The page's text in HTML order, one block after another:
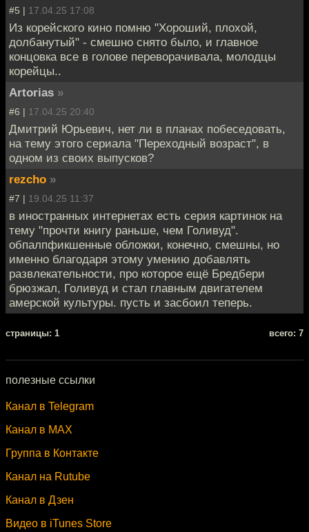
#5 | 17.04.25 17:08
Из корейского кино помню "Хороший, плохой,
долбанутый" - смешно снято было, и главное
концовка все в голове переворачивала, молодцы
корейцы..
Artorias »
#6 | 17.04.25 20:40
Дмитрий Юрьевич, нет ли в планах побеседовать,
на тему этого сериала "Переходный возраст", в
одном из своих выпусков?
rezcho »
#7 | 19.04.25 11:37
в иностранных интернетах есть серия картинок на
тему "прочти книгу раньше, чем Голивуд".
обпалпфикшенные обложки, конечно, смешны, но
именно благодаря этому умению добавлять
развлекательности, про которое ещё Бредбери
брюзжал, Голивуд и стал главным двигателем
амерской культуры. пусть и засбоил теперь.
cтраницы: 1 всего: 7
полезные ссылки
Канал в Telegram
Канал в MAX
Группа в Контакте
Канал на Rutube
Канал в Дзен
Видео в iTunes Store